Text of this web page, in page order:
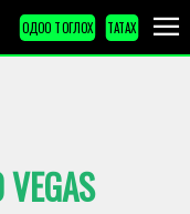
ОДОО ТОГЛОХ ТАТАХ